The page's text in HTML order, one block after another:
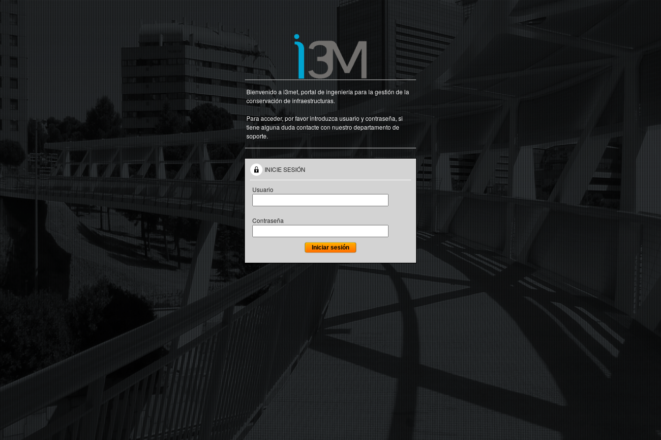
Bienvenido a i3met, portal de ingeniería para la gestión de la
conservación de infraestructuras.
Para acceder, por favor introduzca usuario y contraseña, si
tiene alguna duda contacte con nuestro departamento de
soporte.
INICIE SESIÓN
Usuario
Contraseña